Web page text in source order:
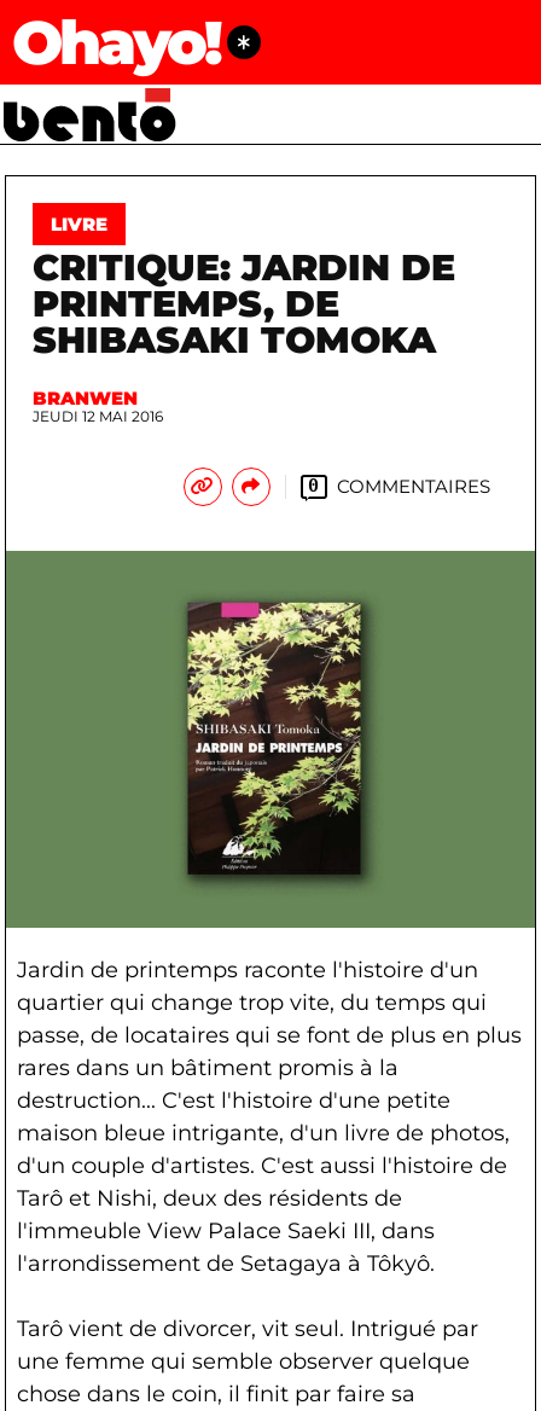
Ohayo!
LIVRE
CRITIQUE: JARDIN DE
PRINTEMPS, DE
SHIBASAKI TOMOKA
BRANWEN
JEUDI 12 MAI 2016
0 COMMENTAIRES
Jardin de printemps raconte l'histoire d'un
quartier qui change trop vite, du temps qui
passe, de locataires qui se font de plus en plus
rares dans un bâtiment promis à la
destruction... C'est l'histoire d'une petite
maison bleue intrigante, d'un livre de photos,
d'un couple d'artistes. C'est aussi l'histoire de
Tarô et Nishi, deux des résidents de
l'immeuble View Palace Saeki III, dans
l'arrondissement de Setagaya à Tôkyô.
Tarô vient de divorcer, vit seul. Intrigué par
une femme qui semble observer quelque
chose dans le coin, il finit par faire sa